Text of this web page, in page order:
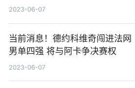
2023-06-07
当前消息！德约科维奇闯进法网
男单四强 将与阿卡争决赛权
2023-06-07